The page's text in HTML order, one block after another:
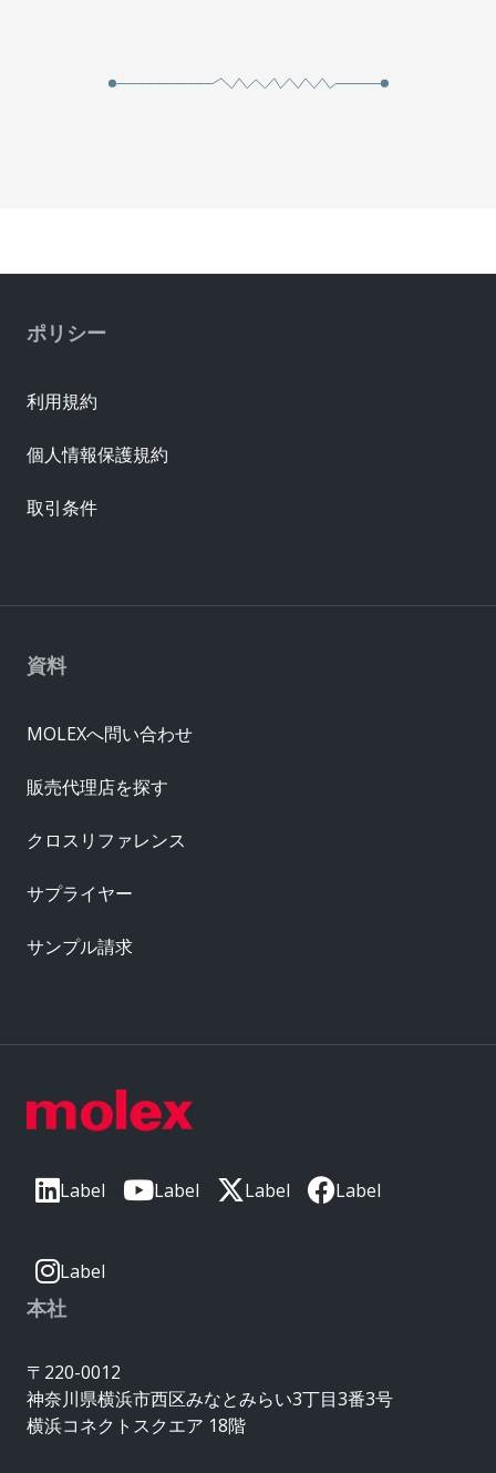
Label Label Label Label
Label
本社
〒220-0012
神奈川県横浜市西区みなとみらい3丁目3番3号
横浜コネクトスクエア 18階
資料
MOLEXへ問い合わせ
販売代理店を探す
クロスリファレンス
サプライヤー
サンプル請求
ポリシー
利用規約
個人情報保護規約
取引条件